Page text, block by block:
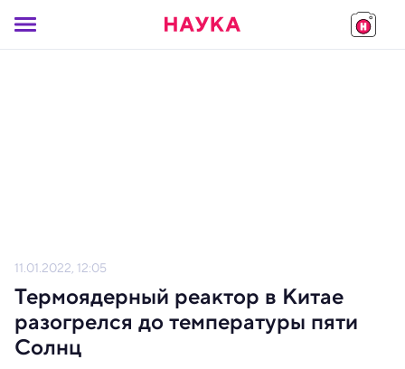
11.01.2022, 12:05
Термоядерный реактор в Китае
разогрелся до температуры пяти
Солнц